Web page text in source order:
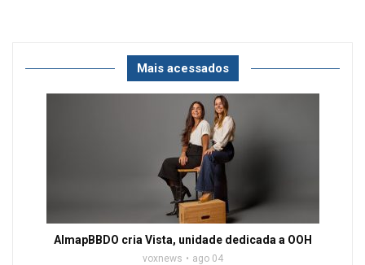
Mais acessados
AlmapBBDO cria Vista, unidade dedicada a OOH
voxnews ago 04